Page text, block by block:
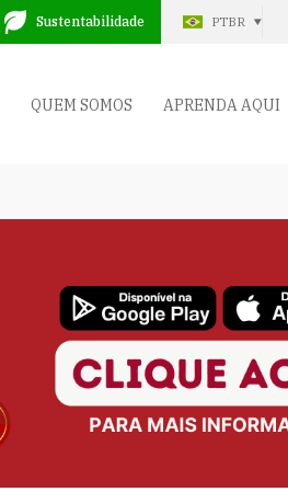
Sustentabilidade PTBR
QUEM SOMOS APRENDA AQUI